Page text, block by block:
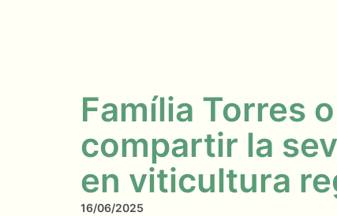
Família Torres
compartir la
en viticultura
16/06/2025